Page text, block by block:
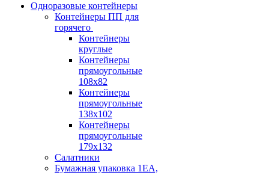
Одноразовые контейнеры
Контейнеры ПП для
горячего
Контейнеры
круглые
Контейнеры
прямоугольные
108х82
Контейнеры
прямоугольные
138х102
Контейнеры
прямоугольные
179х132
Салатники
Бумажная упаковка 1ЕА,